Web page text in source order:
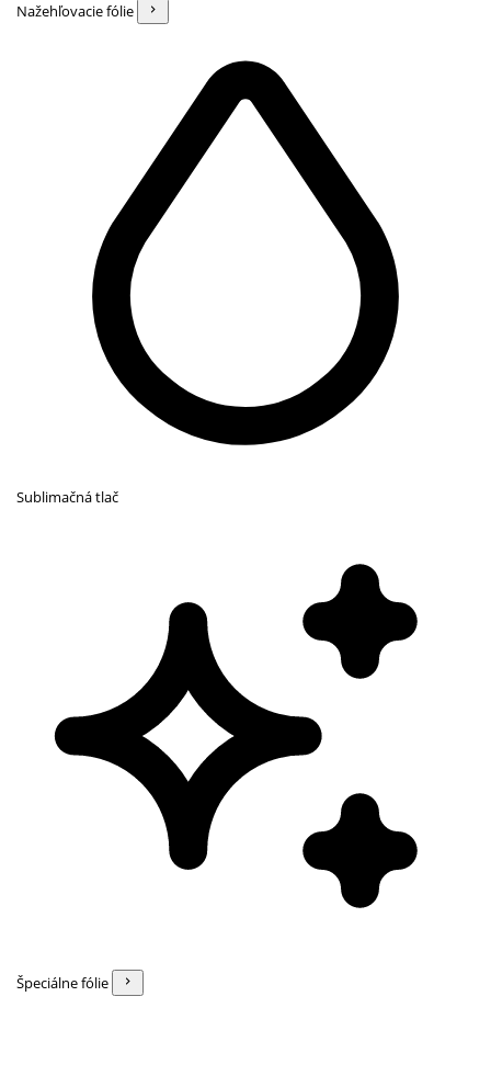
Nažehľovacie fólie
Sublimačná tlač
Špeciálne fólie